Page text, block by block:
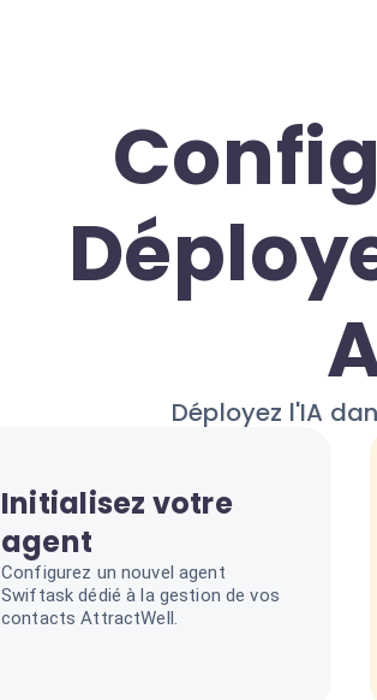
Déployez l'IA
Initialisez votre
agent
Configurez un nouvel agent
Swiftask dédié à la gestion de vos
contacts AttractWell.